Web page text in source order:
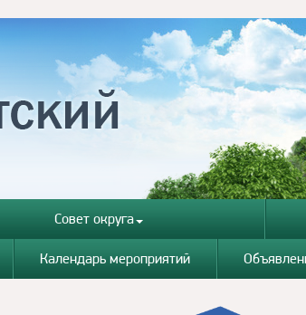
Совет округа
Календарь мероприятий